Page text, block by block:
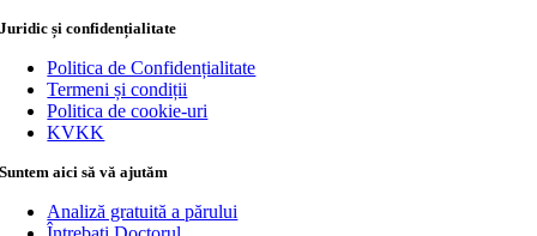
Juridic și confidențialitate
Politica de Confidențialitate
Termeni și condiții
Politica de cookie-uri
KVKK
Suntem aici să vă ajutăm
Analiză gratuită a părului